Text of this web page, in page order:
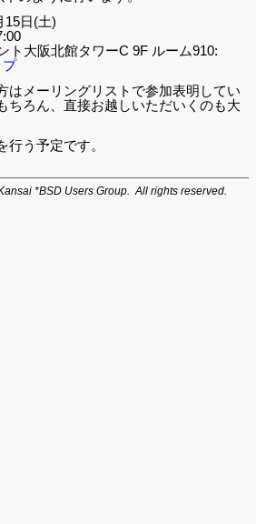
15日(土)
ト大阪北館タワーC 9F ルーム910:
はメーリングリストで参加表明してい
ちろん、直接お越しいただいくのも大
う予定です。
*BSD Users Group. All rights reserved.